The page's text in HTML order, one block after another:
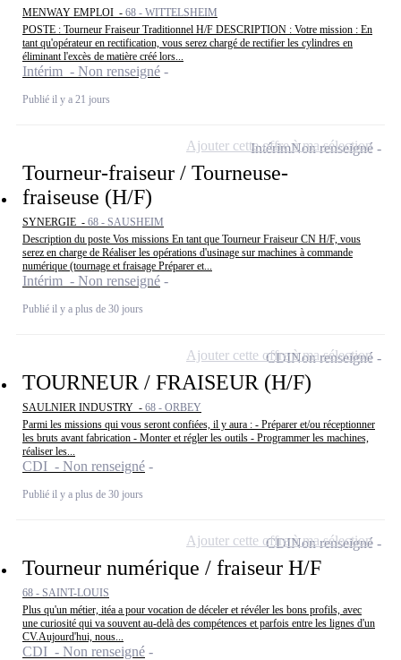
MENWAY EMPLOI - 68 - WITTELSHEIM
POSTE : Tourneur Fraiseur Traditionnel H/F DESCRIPTION : Votre mission : En
tant qu'opérateur en rectification, vous serez chargé de rectifier les cylindres en
éliminant l'excès de matière créé lors...
Intérim - Non renseigné
Publié il y a 21 jours
Tourneur-fraiseur / Tourneuse-
fraiseuse (H/F)
SYNERGIE - 68 - SAUSHEIM
Description du poste Vos missions En tant que Tourneur Fraiseur CN H/F, vous
serez en charge de Réaliser les opérations d'usinage sur machines à commande
numérique (tournage et fraisage Préparer et...
Intérim - Non renseigné
Publié il y a plus de 30 jours
IntérimNon renseigné
Ajouter cette offre à ma sélection
TOURNEUR / FRAISEUR (H/F)
SAULNIER INDUSTRY - 68 - ORBEY
Parmi les missions qui vous seront confiées, il y aura : - Préparer et/ou réceptionner
les bruts avant fabrication - Monter et régler les outils - Programmer les machines,
réaliser les...
CDI - Non renseigné
Publié il y a plus de 30 jours
CDINon renseigné
Ajouter cette offre à ma sélection
Tourneur numérique / fraiseur H/F
68 - SAINT-LOUIS
Plus qu'un métier, itéa a pour vocation de déceler et révéler les bons profils, avec
une curiosité qui va souvent au-delà des compétences et parfois entre les lignes d'un
CV.Aujourd'hui, nous...
CDI - Non renseigné
CDINon renseigné
Ajouter cette offre à ma sélection